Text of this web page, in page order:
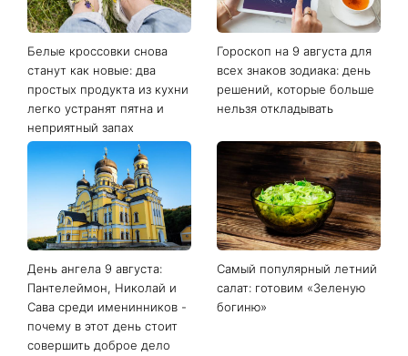
Белые кроссовки снова
станут как новые: два
простых продукта из кухни
легко устранят пятна и
неприятный запах
Гороскоп на 9 августа для
всех знаков зодиака: день
решений, которые больше
нельзя откладывать
День ангела 9 августа:
Пантелеймон, Николай и
Сава среди именинников -
почему в этот день стоит
совершить доброе дело
Самый популярный летний
салат: готовим «Зеленую
богиню»